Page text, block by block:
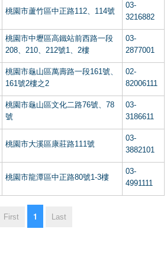
桃園市蘆竹區中正路112、114號
03-
3216882
桃園市中壢區高鐵站前西路一段
208、210、212號1、2樓
03-
2877001
桃園市龜山區萬壽路一段161號、
161號2樓之2
02-
82006111
桃園市龜山區文化二路76號、78
號
03-
3186611
桃園市大溪區康莊路111號
03-
3882101
桃園市龍潭區中正路80號1-3樓
03-
4991111
First 1 Last